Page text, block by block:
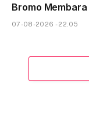
Bromo
07-08-2026 - 22.05